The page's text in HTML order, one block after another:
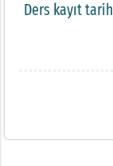
Ders kayıt